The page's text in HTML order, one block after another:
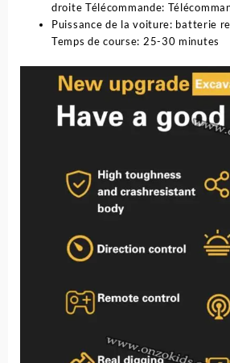
droite Télécommande:
Puissance de la voiture: batterie
Temps de course: 25-30 minutes